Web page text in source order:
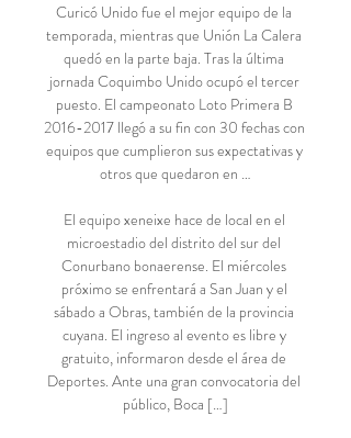
Curicó Unido fue el mejor equipo de la
temporada, mientras que Unión La Calera
quedó en la parte baja. Tras la última
jornada Coquimbo Unido ocupó el tercer
puesto. El campeonato Loto Primera B
2016-2017 llegó a su fin con 30 fechas con
equipos que cumplieron sus expectativas y
otros que quedaron en …
El equipo xeneixe hace de local en el
microestadio del distrito del sur del
Conurbano bonaerense. El miércoles
próximo se enfrentará a San Juan y el
sábado a Obras, también de la provincia
cuyana. El ingreso al evento es libre y
gratuito, informaron desde el área de
Deportes. Ante una gran convocatoria del
público, Boca […]